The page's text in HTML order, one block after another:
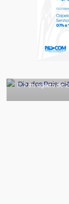
Dia dos
7 de agosto de